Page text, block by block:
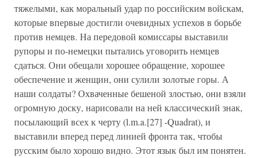
тяжелыми, как моральный удар по российским войскам,
которые впервые достигли очевидных успехов в борьбе
против немцев. На передовой комиссары выставили
рупоры и по-немецки пытались уговорить немцев
сдаться. Они обещали хорошее обращение, хорошее
обеспечение и женщин, они сулили золотые горы. А
наши солдаты? Охваченные бешеной злостью, они взяли
огромную доску, нарисовали на ней классический знак,
посылающий всех к черту (l.m.a.[27] -Quadrat), и
выставили вперед перед линией фронта так, чтобы
русским было хорошо видно. Этот язык был им понятен.